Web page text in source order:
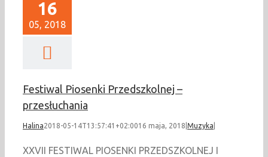
16
05, 2018
Festiwal Piosenki Przedszkolnej –
przesłuchania
Halina2018-05-14T13:57:41+02:0016 maja, 2018 Muzyka
XXVII FESTIWAL PIOSENKI PRZEDSZKOLNEJ I